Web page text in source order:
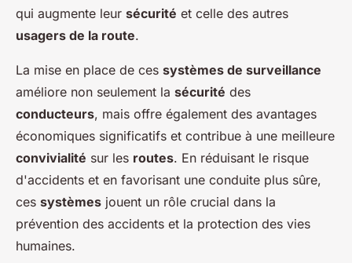
qui augmente leur sécurité et celle des autres
usagers de la route.
La mise en place de ces systèmes de surveillance
améliore non seulement la sécurité des
conducteurs, mais offre également des avantages
économiques significatifs et contribue à une meilleure
convivialité sur les routes. En réduisant le risque
d'accidents et en favorisant une conduite plus sûre,
ces systèmes jouent un rôle crucial dans la
prévention des accidents et la protection des vies
humaines.